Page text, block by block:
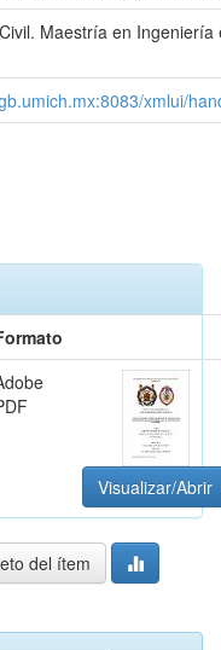
Maestría en Ingeniería
xmlui/
Visualizar/Abrir
del ítem